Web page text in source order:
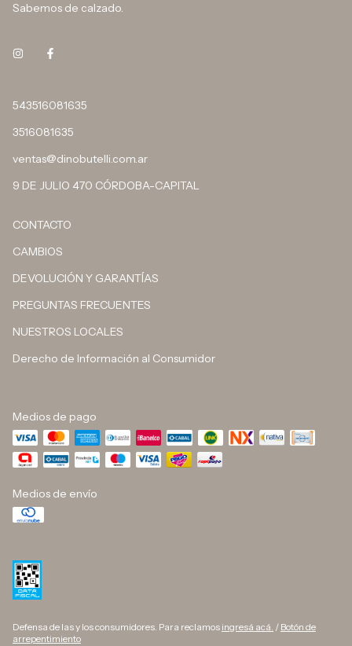
Sabemos de calzado.
543516081635
3516081635
ventas@dinobutelli.com.ar
9 DE JULIO 470 CÓRDOBA-CAPITAL
CONTACTO
CAMBIOS
DEVOLUCIÓN Y GARANTÍAS
PREGUNTAS FRECUENTES
NUESTROS LOCALES
Derecho de Información al Consumidor
Medios de pago
Medios de envío
Defensa de las y los consumidores. Para reclamos ingresá acá. / Botón de
arrepentimiento